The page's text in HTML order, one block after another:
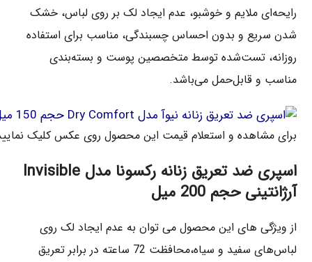
رایحه‌ای ملایم و خوشبو، عدم ایجاد لک بر روی لباس، خشک
شدن سریع و بدون احساس چسبندگی، مناسب برای استفاده
روزانه، تست‌شده توسط متخصصین پوست و بسته‌بندی
مناسب و قابل‌حمل می‌باشد.
برای مشاهده و استعلام قیمت این محصول روی عکس کلیک
اسپری ضد تعریق زنانه رکسونا مدل Invisible
آرژانتینی حجم 200 میل
از ویژگی های این محصول می توان به عدم ایجاد لک روی
لباس‌های سفید و سیاه،محافظت 72 ساعته در برابر تعریق